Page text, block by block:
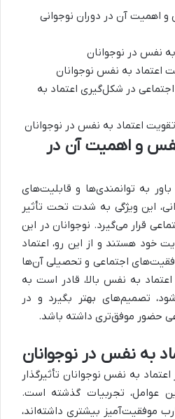
اهمیت آن در دوران نوجوانی
به نفس در نوجوانان
اعتماد به نفس نوجوانان
در شکل‌گیری اعتماد به
اعتماد به نفس در نوجوانان
و اهمیت آن در
به توانمندی‌ها و قابلیت‌های
این ویژگی به شدت تحت تأثیر
قرار می‌گیرد. نوجوانان در این
خود هستند و از این رو، اعتماد
اجتماعی و تحصیلی آن‌ها
به نفس بالا، قادر است به
تصمیم‌های بهتر بگیرد و در
حضور موفق‌تری داشته باشد.
به نفس در نوجوانان
به نفس نوجوانان تأثیرگذار
عوامل، تجربیات گذشته است.
موفقیت‌آمیز بیشتری داشته‌اند،